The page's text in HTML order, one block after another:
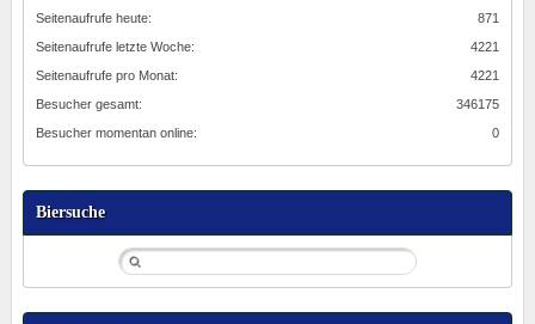
871
Seitenaufrufe heute:
4221
Seitenaufrufe letzte Woche:
4221
Seitenaufrufe pro Monat:
346175
Besucher gesamt:
0
Besucher momentan online:
Biersuche